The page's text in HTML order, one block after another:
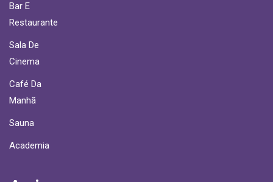
Bar E
Restaurante
Sala De
Cinema
Café Da
Manhã
Sauna
Academia